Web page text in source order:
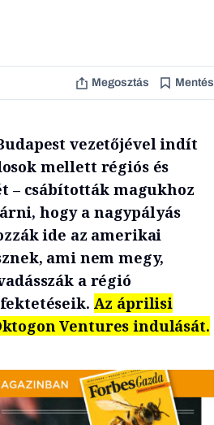
Megosztás Mentés
vezetőjével indít
mellett régiós és
– csábították magukhoz
hogy a nagypályás
ide az amerikai
ami nem megy,
a régió
Az áprilisi
Ventures indulását.